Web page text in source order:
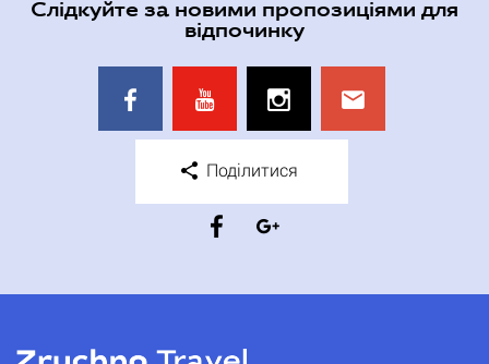
Слідкуйте за новими пропозиціями для
відпочинку
Поділитися